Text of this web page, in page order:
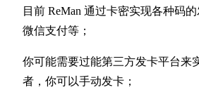
目前 ReMan 通过卡密实现各种码
微信支付等；
你可能需要过能第三方发卡平台来
者，你可以手动发卡；